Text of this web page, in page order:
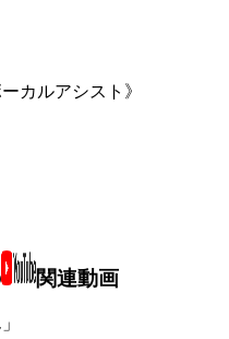
カルアシスト》
関連動画